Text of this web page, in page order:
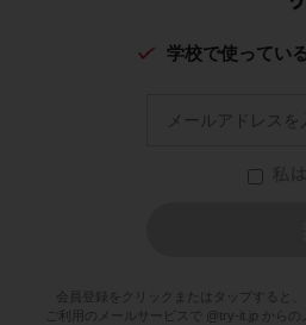
学校で使ってい
会員登録をクリックまたはタップすると、
ご利用のメールサービスで @try-it.jp から